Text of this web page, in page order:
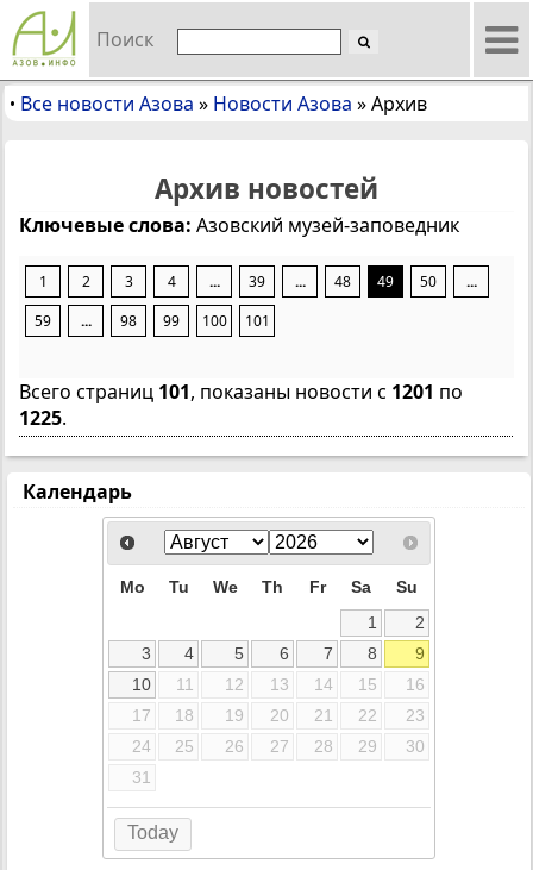
Поиск
• Все новости Азова » Новости Азова »Архив
Архив новостей
Ключевые слова: Азовский музей-заповедник
1 2 3 4 ... 39 ... 48 49 50
...
59
... 98 99 100 101
Всего страниц 101, показаны новости с 1201 по
1225.
Календарь
Mo Tu We Th Fr Sa
Su
1
2
3
4 5 6 7 8
9
10
11 12 13 14 15
16
17
18 19 20 21 22
23
24
25 26 27 28 29
30
31
Today